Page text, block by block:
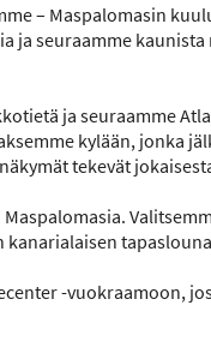
– Maspalomasin
ja seuraamme
ja seuraamme
kylään, jonka
tekevät
kanarialaisen
-vuokraamoon,